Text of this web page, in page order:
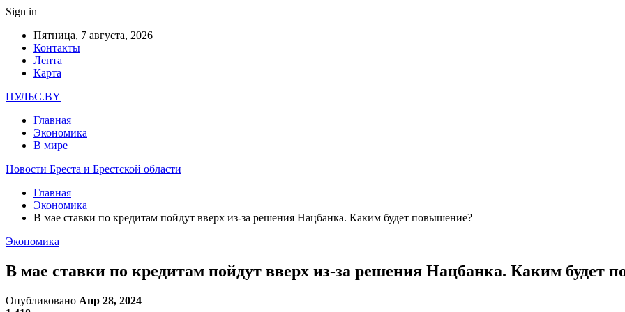
Sign in
Пятница, 7 августа, 2026
Контакты
Лента
Карта
ПУЛЬС.BY
Главная
Экономика
В мире
Новости Бреста и Брестской области
Главная
Экономика
В мае ставки по кредитам пойдут вверх из-за решения Нацбанка. Каким будет повышение?
Экономика
В мае ставки по кредитам пойдут вверх из-за решения Нацбанка. Каким будет
Опубликовано Апр 28, 2024